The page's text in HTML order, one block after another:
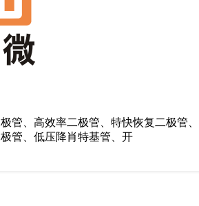
管、高效率二极管、特快恢复二极管、
管、低压降肖特基管、开